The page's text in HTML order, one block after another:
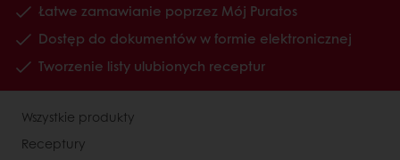
Łatwe zamawianie poprzez Mój Puratos
Dostęp do dokumentów w formie elektronicznej
Tworzenie listy ulubionych receptur
Wszystkie produkty
Receptury